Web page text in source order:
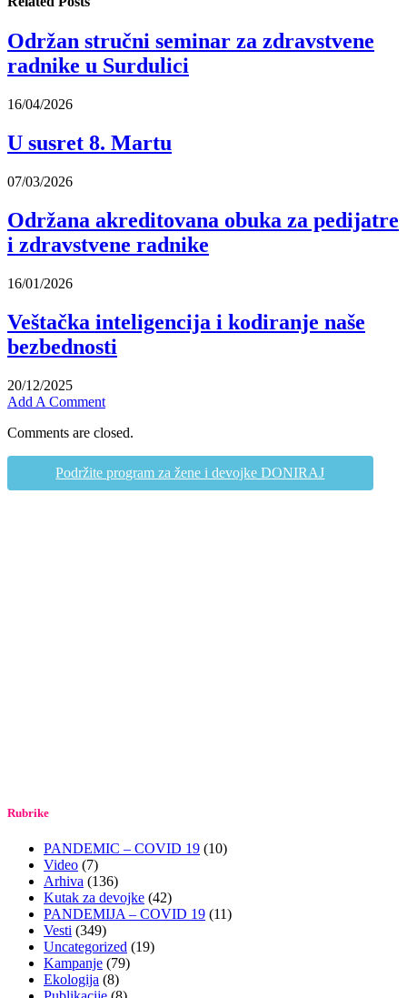
Održan stručni seminar za zdravstvene
radnike u Surdulici
16/04/2026
U susret 8. Martu
07/03/2026
Održana akreditovana obuka za pedijatre
i zdravstvene radnike
16/01/2026
Veštačka inteligencija i kodiranje naše
bezbednosti
20/12/2025
Add A Comment
Comments are closed.
Podržite program za žene i devojke DONIRAJ
Rubrike
PANDEMIC – COVID 19 (10)
Video (7)
Arhiva (136)
Kutak za devojke (42)
PANDEMIJA – COVID 19 (11)
Vesti (349)
Uncategorized (19)
Kampanje (79)
Ekologija (8)